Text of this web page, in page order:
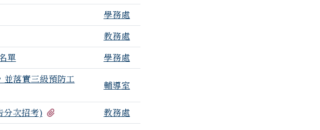
學務處
教務處
單 學務處
並落實三級預防工
輔導室
分次招考) 教務處